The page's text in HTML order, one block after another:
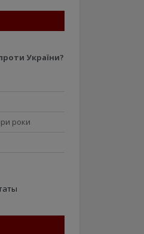
України?
роки